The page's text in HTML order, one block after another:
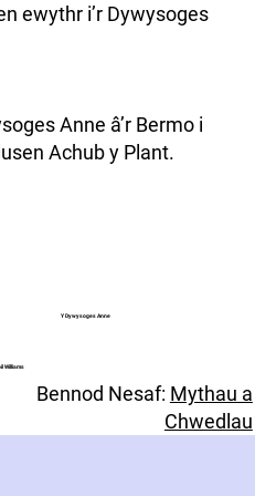
ewythr i’r Dywysoges
Anne â’r Bermo i
Achub y Plant.
Williams
Y Dywysoges Anne
Bennod Nesaf: Mythau a
Chwedlau